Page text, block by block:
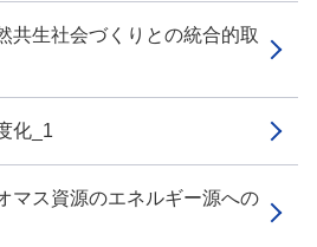
生社会づくりとの統合的取
化_1
ス資源のエネルギー源への